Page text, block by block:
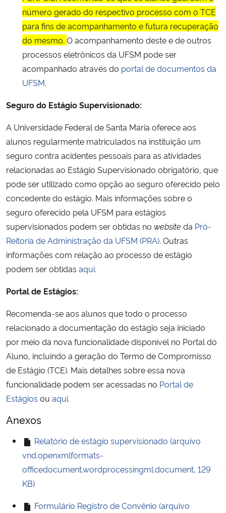
número gerado do respectivo processo com o TCE
para fins de acompanhamento e futura recuperação
do mesmo. O acompanhamento deste e de outros
processos eletrônicos da UFSM pode ser
acompanhado através do portal de documentos da
UFSM.
Seguro do Estágio Supervisionado:
A Universidade Federal de Santa Maria oferece aos
alunos regularmente matriculados na instituição um
seguro contra acidentes pessoais para as atividades
relacionadas ao Estágio Supervisionado obrigatório, que
pode ser utilizado como opção ao seguro oferecido pelo
concedente do estágio. Mais informações sobre o
seguro oferecido pela UFSM para estágios
supervisionados podem ser obtidas no website da Pró-
Reitoria de Administração da UFSM (PRA). Outras
informações com relação ao processo de estágio
podem ser obtidas aqui.
Portal de Estágios:
Recomenda-se aos alunos que todo o processo
relacionado a documentação do estágio seja iniciado
por meio da nova funcionalidade disponível no Portal do
Aluno, incluindo a geração do Termo de Compromisso
de Estágio (TCE). Mais detalhes sobre essa nova
funcionalidade podem ser acessadas no Portal de
Estágios ou aqui.
Anexos
Relatório de estágio supervisionado (arquivo
vnd.openxmlformats-
officedocument.wordprocessingml.document, 129
KB)
Formulário Registro de Convênio (arquivo